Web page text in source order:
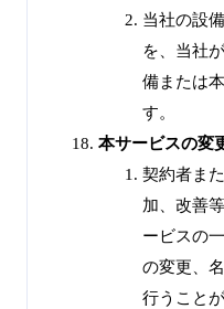
当社の設
を、当社
備または
す。
本サービスの変
契約者ま
加、改善
ービスの
の変更、
行うこと